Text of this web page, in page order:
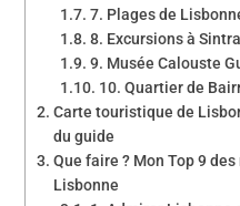
7. Plages de
8. Excursions à
9. Musée Calouste
10. Quartier de
Carte touristique de
du guide
Que faire ? Mon Top 9
Lisbonne